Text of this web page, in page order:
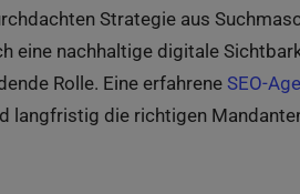
Strategie aus
eine nachhaltige digitale
Rolle. Eine erfahreneSEO-
langfristig die richtigen